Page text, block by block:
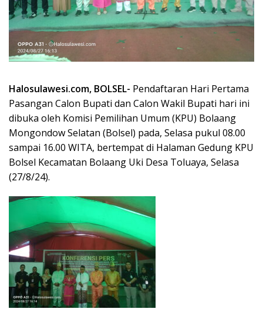
Halosulawesi.com, BOLSEL- Pendaftaran Hari Pertama
Pasangan Calon Bupati dan Calon Wakil Bupati hari ini
dibuka oleh Komisi Pemilihan Umum (KPU) Bolaang
Mongondow Selatan (Bolsel) pada, Selasa pukul 08.00
sampai 16.00 WITA, bertempat di Halaman Gedung KPU
Bolsel Kecamatan Bolaang Uki Desa Toluaya, Selasa
(27/8/24).